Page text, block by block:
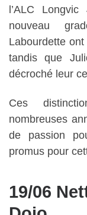
l’ALC
nouveau
Labourdette
tandis que
décroché leur
Ces
nombreuses
de passion
promus pour
19/06